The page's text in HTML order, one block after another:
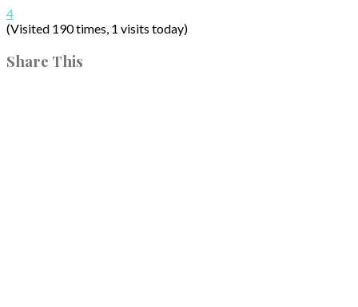
4
(Visited 190 times, 1 visits today)
Share This